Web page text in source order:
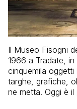
Il Museo Fisogni
1966 a Tradate,
cinquemila oggetti
targhe, grafiche,
ne metta. Oggi è